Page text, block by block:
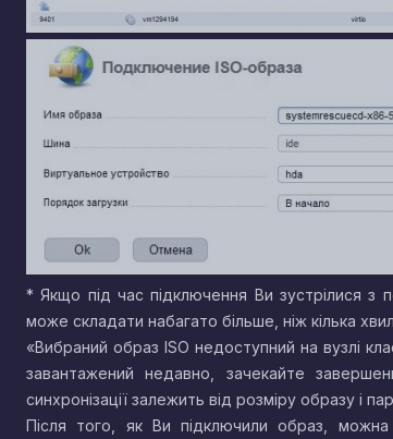
* Якщо під час підключення Ви зустрілися з
може складати набагато більше, ніж кілька
«Вибраний образ ISO недоступний на вузлі
завантажений недавно, зачекайте
синхронізації залежить від розміру образу і
Після того, як Ви підключили образ, можна